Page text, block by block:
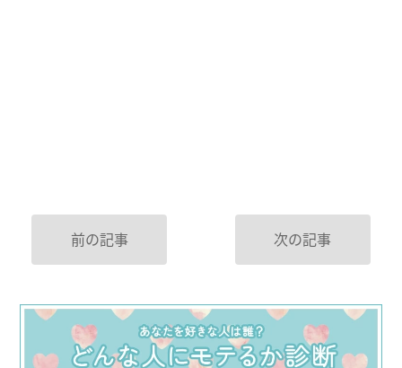
前の記事 次の記事